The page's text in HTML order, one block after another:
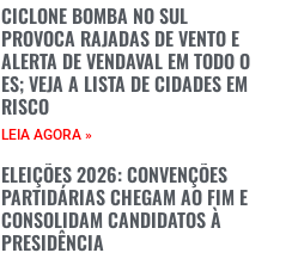
CICLONE BOMBA NO SUL
PROVOCA RAJADAS DE VENTO E
ALERTA DE VENDAVAL EM TODO O
ES; VEJA A LISTA DE CIDADES EM
RISCO
LEIA AGORA »
ELEIÇÕES 2026: CONVENÇÕES
PARTIDÁRIAS CHEGAM AO FIM E
CONSOLIDAM CANDIDATOS À
PRESIDÊNCIA